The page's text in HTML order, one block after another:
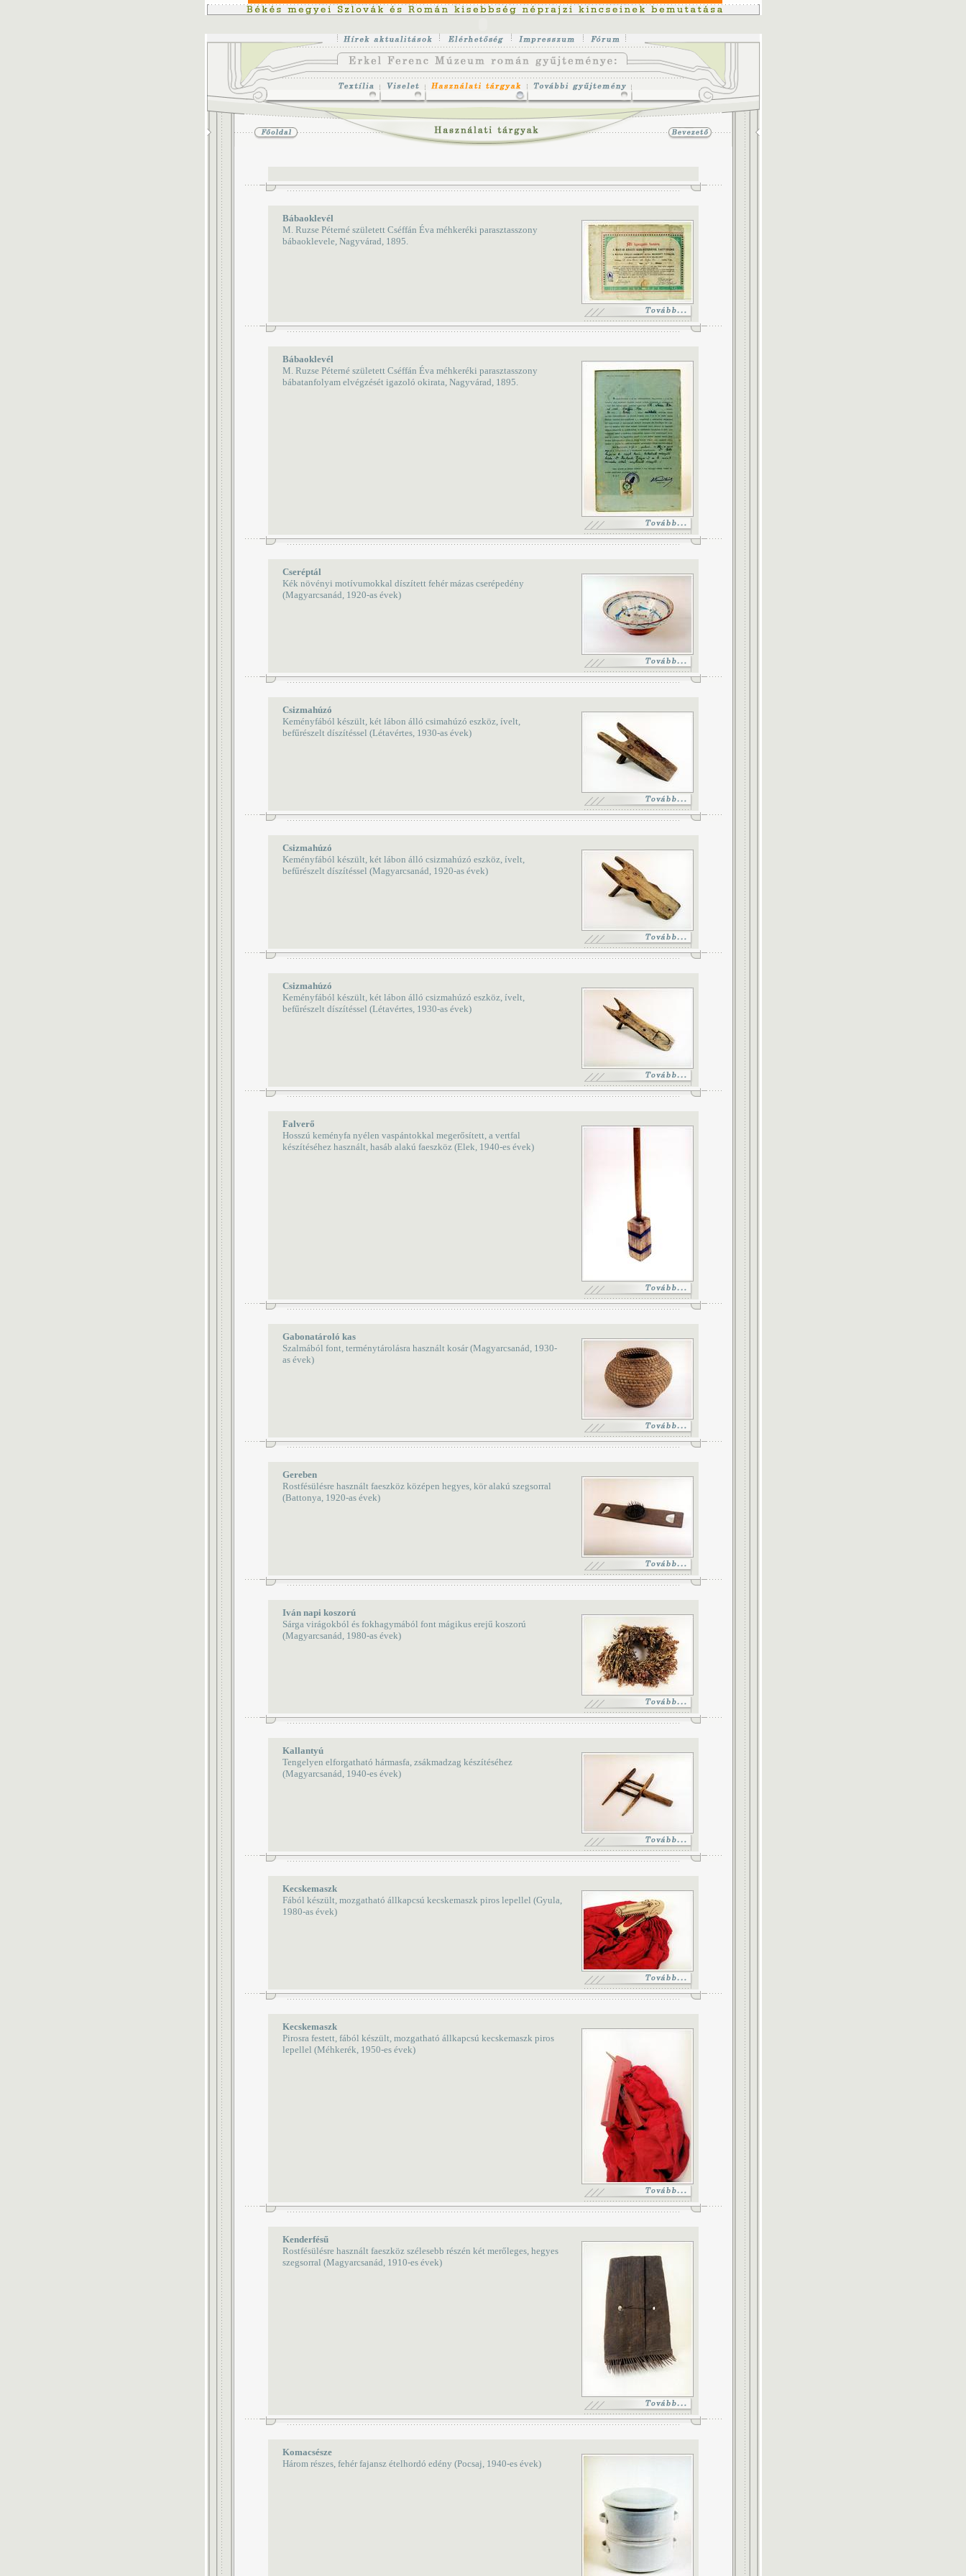
Bábaoklevél
M. Ruzse Péterné született Cséffán Éva méhkeréki parasztasszony
bábaoklevele, Nagyvárad, 1895.
Bábaoklevél
M. Ruzse Péterné született Cséffán Éva méhkeréki parasztasszony
bábatanfolyam elvégzését igazoló okirata, Nagyvárad, 1895.
Cseréptál
Kék növényi motívumokkal díszített fehér mázas cserépedény
(Magyarcsanád, 1920-as évek)
Csizmahúzó
Keményfából készült, két lábon álló csimahúzó eszköz, ívelt,
befűrészelt díszítéssel (Létavértes, 1930-as évek)
Csizmahúzó
Keményfából készült, két lábon álló csizmahúzó eszköz, ívelt,
befűrészelt díszítéssel (Magyarcsanád, 1920-as évek)
Csizmahúzó
Keményfából készült, két lábon álló csizmahúzó eszköz, ívelt,
befűrészelt díszítéssel (Létavértes, 1930-as évek)
Falverő
Hosszú keményfa nyélen vaspántokkal megerősített, a vertfal
készítéséhez használt, hasáb alakú faeszköz (Elek, 1940-es évek)
Gabonatároló kas
Szalmából font, terménytárolásra használt kosár (Magyarcsanád, 1930-
as évek)
Gereben
Rostfésülésre használt faeszköz középen hegyes, kör alakú szegsorral
(Battonya, 1920-as évek)
Iván napi koszorú
Sárga virágokból és fokhagymából font mágikus erejű koszorú
(Magyarcsanád, 1980-as évek)
Kallantyú
Tengelyen elforgatható hármasfa, zsákmadzag készítéséhez
(Magyarcsanád, 1940-es évek)
Kecskemaszk
Fából készült, mozgatható állkapcsú kecskemaszk piros lepellel (Gyula,
1980-as évek)
Kecskemaszk
Pirosra festett, fából készült, mozgatható állkapcsú kecskemaszk piros
lepellel (Méhkerék, 1950-es évek)
Kenderfésű
Rostfésülésre használt faeszköz szélesebb részén két merőleges, hegyes
szegsorral (Magyarcsanád, 1910-es évek)
Komacsésze
Három részes, fehér fajansz ételhordó edény (Pocsaj, 1940-es évek)